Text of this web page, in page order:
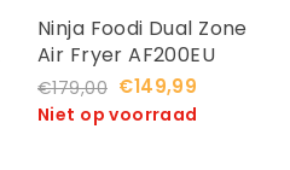
Ninja Foodi Dual Zone
Air Fryer AF200EU
€179,00 €149,99
Niet op voorraad